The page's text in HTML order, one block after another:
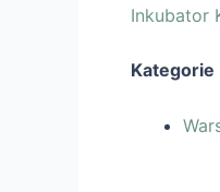
Inkubator
Kategorie